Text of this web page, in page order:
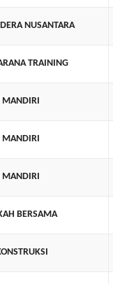
NUSANTARA
TRAINING
MANDIRI
MANDIRI
MANDIRI
BERSAMA